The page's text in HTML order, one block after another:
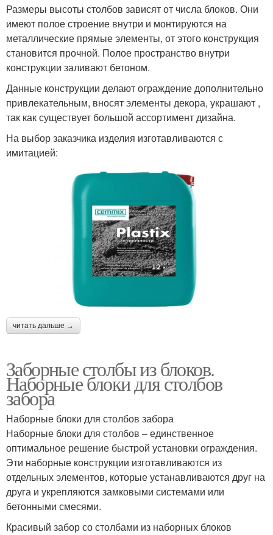
Размеры высоты столбов зависят от числа блоков. Они
имеют полое строение внутри и монтируются на
металлические прямые элементы, от этого конструкция
становится прочной. Полое пространство внутри
конструкции заливают бетоном.
Данные конструкции делают ограждение дополнительно
привлекательным, вносят элементы декора, украшают ,
так как существует большой ассортимент дизайна.
На выбор заказчика изделия изготавливаются с
имитацией:
читать дальше →
Заборные столбы из блоков.
Наборные блоки для столбов
забора
Наборные блоки для столбов забора
Наборные блоки для столбов – единственное
оптимальное решение быстрой установки ограждения.
Эти наборные конструкции изготавливаются из
отдельных элементов, которые устанавливаются друг на
друга и укрепляются замковыми системами или
бетонными смесями.
Красивый забор со столбами из наборных блоков